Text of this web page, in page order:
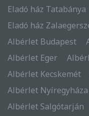
Eladó ház Tatabánya
Eladó ház
Albérlet Budapest
Albérlet Eger
Albérlet Kecskemét
Albérlet Nyíregyháza
Albérlet Salgótarján